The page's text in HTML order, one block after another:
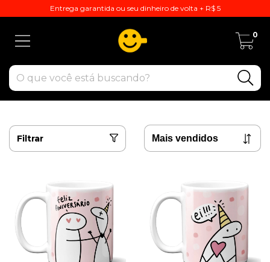
Entrega garantida ou seu dinheiro de volta + R$ 5
0
Filtrar